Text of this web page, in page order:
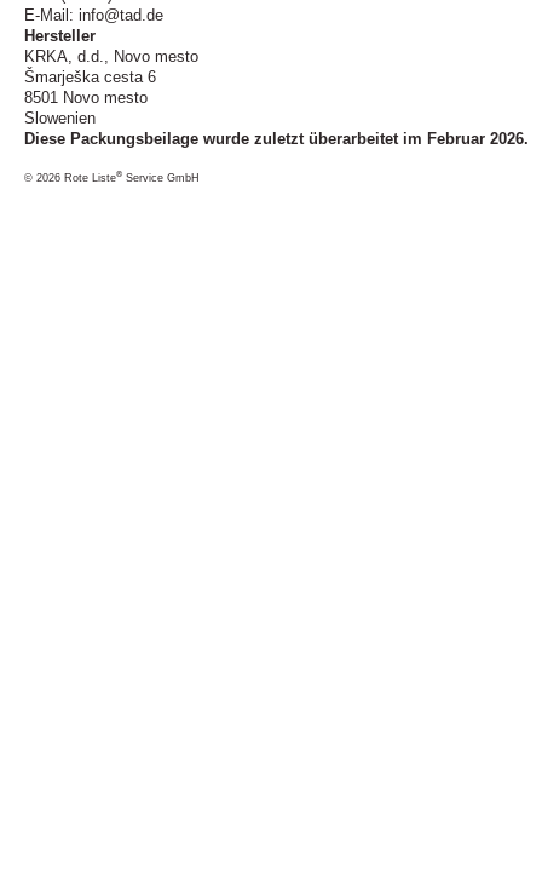
E-Mail: info@tad.de
Hersteller
KRKA, d.d., Novo mesto
Šmarješka cesta 6
8501 Novo mesto
Slowenien
Diese Packungsbeilage wurde zuletzt überarbeitet im Februar 2026.
© 2026 Rote Liste® Service GmbH